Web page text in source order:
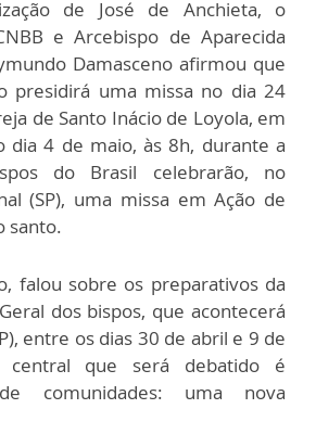
de José de Anchieta, o
e Arcebispo de Aparecida
Damasceno afirmou que
presidirá uma missa no dia 24
de Santo Inácio de Loyola, em
dia 4 de maio, às 8h, durante a
do Brasil celebrarão, no
(SP), uma missa em Ação de
santo.
falou sobre os preparativos da
dos bispos, que acontecerá
entre os dias 30 de abril e 9 de
que será debatido é
comunidades: uma nova